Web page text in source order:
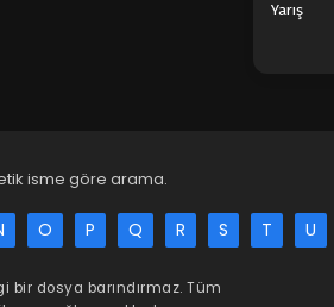
Yarış
isme göre arama.
O P Q R S T U
bir dosya barındırmaz. Tüm